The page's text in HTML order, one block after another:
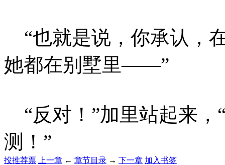
“也就是说，你承认，
她都在别墅里——”
“反对！”加里站起来，
测！”
投推荐票 上一章 ← 章节目录 → 下一章 加入书签